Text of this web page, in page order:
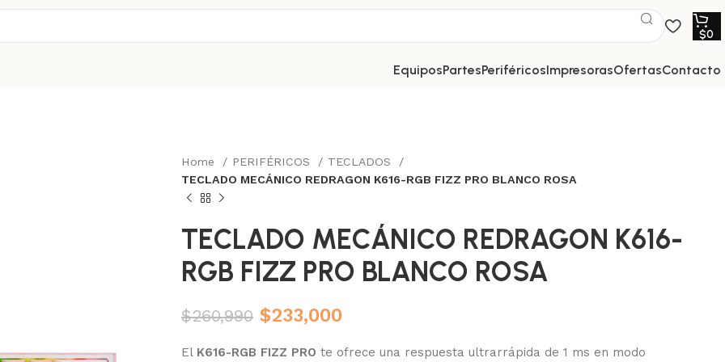
$0
equipos partes periféricos impresoras ofertas contacto
Home PERIFÉRICOS
TECLADOS
TECLADO MECÁNICO REDRAGON K616-RGB FIZZ PRO BLANCO ROSA
TECLADO MECÁNICO REDRAGON K616-
RGB FIZZ PRO BLANCO ROSA
$260,990 $233,000
El K616-RGB FIZZ PRO te ofrece una respuesta ultrarrápida de 1 ms en modo